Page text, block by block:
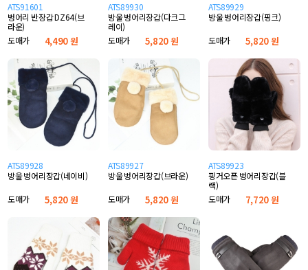
ATS91601
벙어리 반장갑 DZ64(브
라운)
도매가
4,490 원
ATS89930
방울 벙어리장갑(다크그
레이)
도매가
5,820 원
ATS89929
방울 벙어리장갑(핑크)
도매가
5,820 원
ATS89928
방울 벙어리장갑(네이비)
도매가
5,820 원
ATS89927
방울 벙어리장갑(브라운)
도매가
5,820 원
ATS89923
핑거오픈 벙어리장갑(블
랙)
도매가
7,720 원